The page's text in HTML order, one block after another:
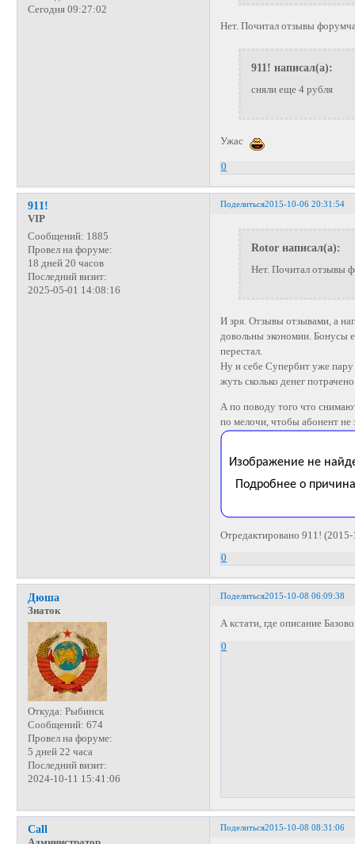
Сегодня 09:27:02
Нет. Почитал отзывы
911! написал(а):
сняли еще 4 рубля
Ужас
0
Поделиться2015-10-06 20:31:54
911!
VIP
Сообщений: 1885
Провел на форуме:
18 дней 20 часов
Последний визит:
2025-05-01 14:08:16
Rotor написал(а):
Нет. Почитал отзывы
И зря. Отзывы отзывами, а
довольны экономии. Бонусы
перестал.
Ну и себе Супербит уже
жуть сколько денег потрачено
А по поводу того что
по мелочи, чтобы абонент не
Отредактировано 911!
0
Поделиться2015-10-08 06:09:38
Дюша
Знаток
Откуда: Рыбинск
Сообщений: 674
Провел на форуме:
5 дней 22 часа
Последний визит:
2024-10-11 15:41:06
А кстати, где описание
0
Поделиться2015-10-08 08:31:06
Call